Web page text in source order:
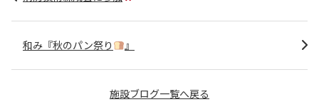
施設ブログ一覧へ戻る
和み『秋のパン祭り 』